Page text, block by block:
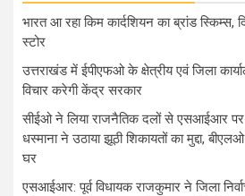
भारत आ रहा किम कार्दशियन का ब्रांड
स्टोर
उत्तराखंड में ईपीएफओ के क्षेत्रीय एवं जिला
विचार करेगी केंद्र सरकार
सीईओ ने लिया राजनैतिक दलों से एसआईआर
धस्माना ने उठाया झूठी शिकायतों का मुद्दा,
घर
एसआईआर: पूर्व विधायक राजकुमार ने जिला